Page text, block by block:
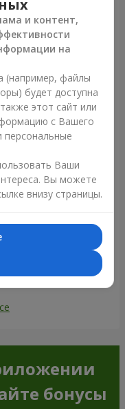
бонусы
и контент,
на
(например, файлы
будет доступна
этот сайт или
с Вашего
персональные
Ваши
Вы можете
внизу страницы.